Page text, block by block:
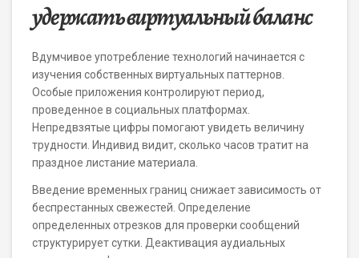
удержать виртуальный баланс
Вдумчивое употребление технологий начинается с
изучения собственных виртуальных паттернов.
Особые приложения контролируют период,
проведенное в социальных платформах.
Непредвзятые цифры помогают увидеть величину
трудности. Индивид видит, сколько часов тратит на
праздное листание материала.
Введение временных границ снижает зависимость от
беспрестанных свежестей. Определение
определенных отрезков для проверки сообщений
структурирует сутки. Деактивация аудиальных